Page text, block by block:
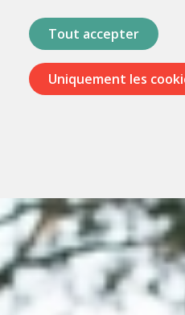
Tout accepter
Uniquement les